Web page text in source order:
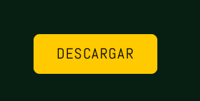
DESCARGAR